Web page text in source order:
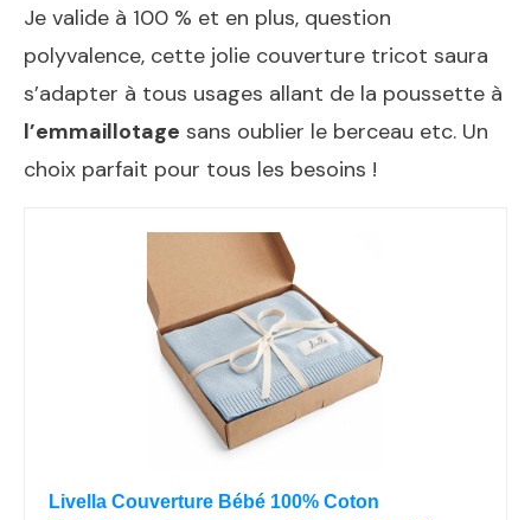
Je valide à 100 % et en plus, question
polyvalence, cette jolie couverture tricot saura
s’adapter à tous usages allant de la poussette à
l’emmaillotage sans oublier le berceau etc. Un
choix parfait pour tous les besoins !
Livella Couverture Bébé 100% Coton